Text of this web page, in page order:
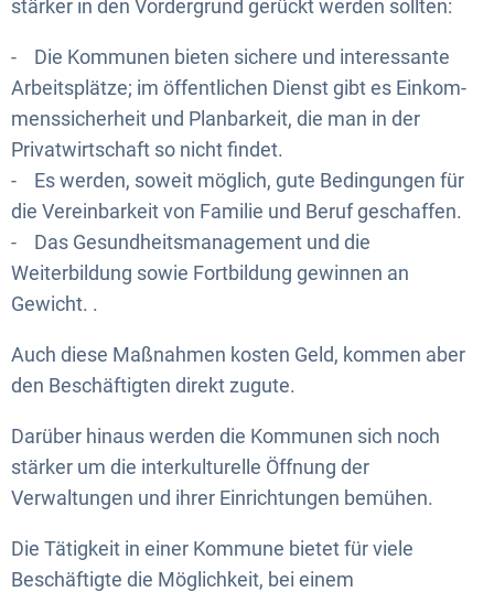
stärker in den Vordergrund gerückt werden sollten:
- Die Kommunen bieten sichere und interessante
Arbeitsplätze; im öffentlichen Dienst gibt es Einkom-
menssicherheit und Planbarkeit, die man in der
Privatwirtschaft so nicht findet.
- Es werden, soweit möglich, gute Bedingungen für
die Vereinbarkeit von Familie und Beruf geschaffen.
- Das Gesundheitsmanagement und die
Weiterbildung sowie Fortbildung gewinnen an
Gewicht. .
Auch diese Maßnahmen kosten Geld, kommen aber
den Beschäftigten direkt zugute.
Darüber hinaus werden die Kommunen sich noch
stärker um die interkulturelle Öffnung der
Verwaltungen und ihrer Einrichtungen bemühen.
Die Tätigkeit in einer Kommune bietet für viele
Beschäftigte die Möglichkeit, bei einem